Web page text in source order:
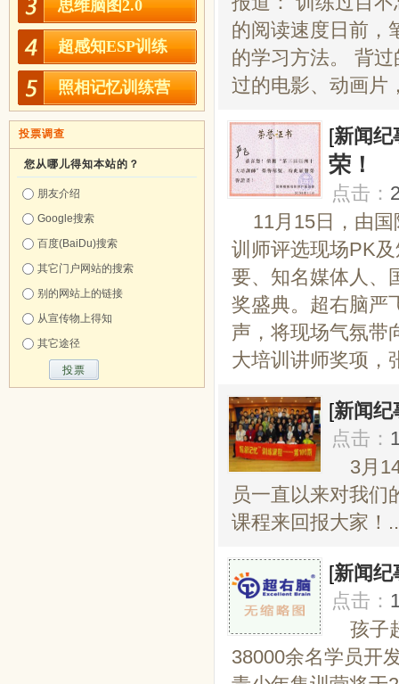
的阅读速度日前，
的学习方法。 背
过的电影、动画片
[新闻纪
荣！
点击：
11月15日，由
训师评选现场PK
要、知名媒体人、
奖盛典。超右脑严
声，将现场气氛带
大培训讲师奖项，
[新闻纪
点击：
3月
员一直以来对我们
课程来回报大家！
[新闻纪
点击：
孩子
38000余名学员开
思维脑图2.0
超感知ESP训练
照相记忆训练营
投票调查
您从哪儿得知本站的？
朋友介绍
Google搜索
百度(BaiDu)搜索
其它门户网站的搜索
别的网站上的链接
从宣传物上得知
其它途径